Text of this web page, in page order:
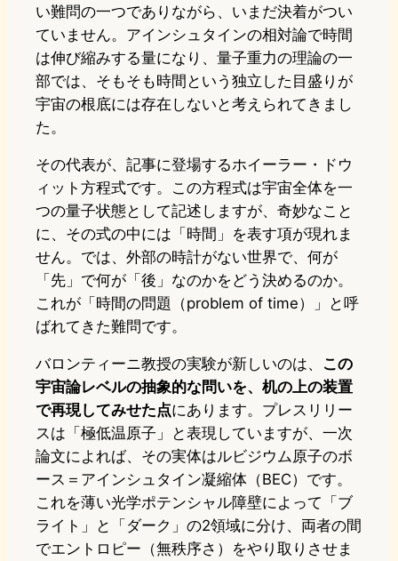
い難問の一つでありながら、いまだ決着がつい
ていません。アインシュタインの相対論で時間
は伸び縮みする量になり、量子重力の理論の一
部では、そもそも時間という独立した目盛りが
宇宙の根底には存在しないと考えられてきまし
た。
その代表が、記事に登場するホイーラー・ドウ
ィット方程式です。この方程式は宇宙全体を一
つの量子状態として記述しますが、奇妙なこと
に、その式の中には「時間」を表す項が現れま
せん。では、外部の時計がない世界で、何が
「先」で何が「後」なのかをどう決めるのか。
これが「時間の問題（problem of time）」と呼
ばれてきた難問です。
バロンティーニ教授の実験が新しいのは、 この
宇宙論レベルの抽象的な問いを、机の上の装置
で再現してみせた点にあります。プレスリリー
スは「極低温原子」と表現していますが、一次
論文によれば、その実体はルビジウム原子のボ
ース＝アインシュタイン凝縮体（BEC）です。
これを薄い光学ポテンシャル障壁によって「ブ
ライト」と「ダーク」の2領域に分け、両者の間
でエントロピー（無秩序さ）をやり取りさせま